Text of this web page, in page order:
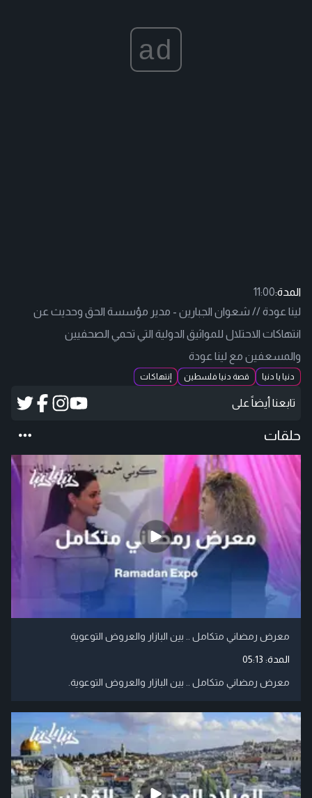
ad
المدة:11:00
لينا عودة // شعوان الجبارين - مدير مؤسسة الحق وحديث عن
انتهاكات الاحتلال للمواثيق الدولية التي تحمي الصحفيين
والمسعفين مع لينا عودة
دنيا يا دنيا قصة دنيا فلسطين إنتهاكات
تابعنا أيضاً على
حلقات
معرض رمضاني متكامل .. بين البازار والعروض التوعوية
المدة: 05:13
معرض رمضاني متكامل .. بين البازار والعروض التوعوية.